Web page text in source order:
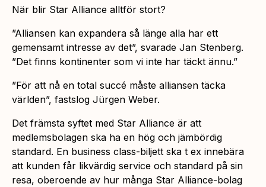
När blir Star Alliance alltför stort?
”Alliansen kan expandera så länge alla har ett
gemensamt intresse av det”, svarade Jan Stenberg.
”Det finns kontinenter som vi inte har täckt ännu.”
”För att nå en total succé måste alliansen täcka
världen”, fastslog Jürgen Weber.
Det främsta syftet med Star Alliance är att
medlemsbolagen ska ha en hög och jämbördig
standard. En business class-biljett ska t ex innebära
att kunden får likvärdig service och standard på sin
resa, oberoende av hur många Star Alliance-bolag